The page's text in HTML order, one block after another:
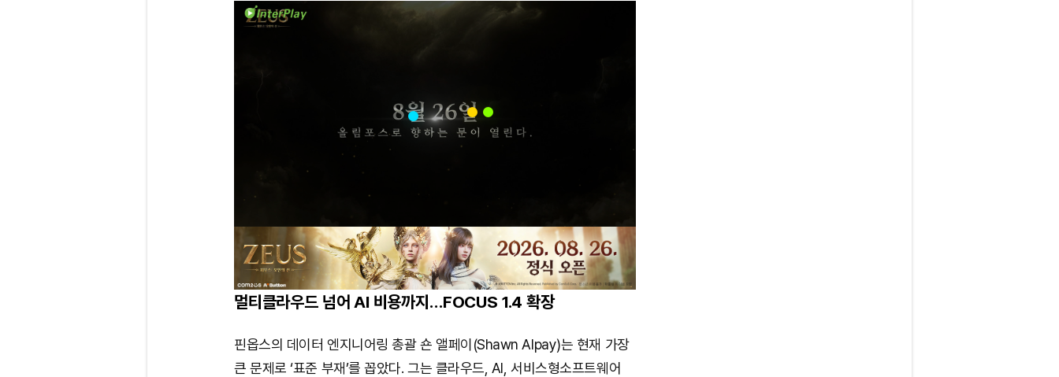
멀티클라우드 넘어 AI 비용까지…FOCUS 1.4 확장
핀옵스의 데이터 엔지니어링 총괄 숀 앨페이(Shawn Alpay)는 현재 가장
큰 문제로 ‘표준 부재’를 꼽았다. 그는 클라우드, AI, 서비스형소프트웨어